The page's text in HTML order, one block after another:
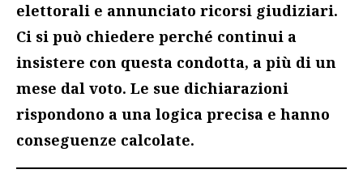
elettorali e annunciato ricorsi giudiziari.
Ci si può chiedere perché continui a
insistere con questa condotta, a più di un
mese dal voto. Le sue dichiarazioni
rispondono a una logica precisa e hanno
conseguenze calcolate.